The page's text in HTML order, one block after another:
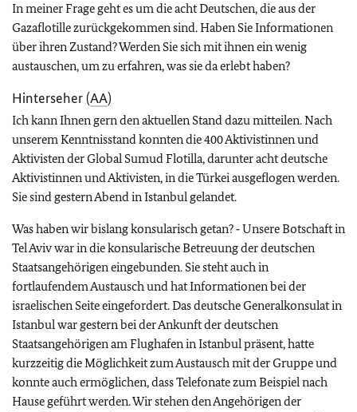
In meiner Frage geht es um die acht Deutschen, die aus der
Gazaflotille zurückgekommen sind. Haben Sie Informationen
über ihren Zustand? Werden Sie sich mit ihnen ein wenig
austauschen, um zu erfahren, was sie da erlebt haben?
Hinterseher (AA)
Ich kann Ihnen gern den aktuellen Stand dazu mitteilen. Nach
unserem Kenntnisstand konnten die 400 Aktivistinnen und
Aktivisten der Global Sumud Flotilla, darunter acht deutsche
Aktivistinnen und Aktivisten, in die Türkei ausgeflogen werden.
Sie sind gestern Abend in Istanbul gelandet.
Was haben wir bislang konsularisch getan? ‑ Unsere Botschaft in
Tel Aviv war in die konsularische Betreuung der deutschen
Staatsangehörigen eingebunden. Sie steht auch in
fortlaufendem Austausch und hat Informationen bei der
israelischen Seite eingefordert. Das deutsche Generalkonsulat in
Istanbul war gestern bei der Ankunft der deutschen
Staatsangehörigen am Flughafen in Istanbul präsent, hatte
kurzzeitig die Möglichkeit zum Austausch mit der Gruppe und
konnte auch ermöglichen, dass Telefonate zum Beispiel nach
Hause geführt werden. Wir stehen den Angehörigen der